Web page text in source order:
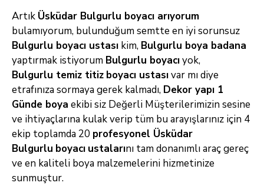
Artık Üsküdar Bulgurlu boyacı arıyorum
bulamıyorum, bulunduğum semtte en iyi sorunsuz
Bulgurlu boyacı ustası kim, Bulgurlu boya badana
yaptırmak istiyorum Bulgurlu boyacıyok,
Bulgurlu temiz titiz boyacı ustasıvar mı diye
etrafınıza sormaya gerek kalmadı, Dekor yapı 1
Günde boya ekibi siz Değerli Müşterilerimizin sesine
ve ihtiyaçlarına kulak verip tüm bu arayışlarınız için 4
ekip toplamda 20 profesyonel Üsküdar
Bulgurlu boyacı ustalarını tam donanımlı araç gereç
ve en kaliteli boya malzemelerini hizmetinize
sunmuştur.